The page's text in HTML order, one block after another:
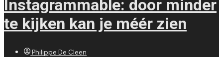
Instagrammable: door minder
te kijken kan je méér zien
Philippe De Cleen